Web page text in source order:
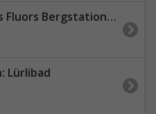
Corviglia - St. Moritz
Lürlibad